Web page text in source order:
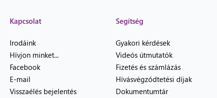
Kapcsolat
Irodáink
Hívjon minket...
Facebook
E-mail
Visszaélés bejelentés
Segítség
Gyakori kérdések
Videós útmutatók
Fizetés és számlázás
Hívásvégződtetési díjak
Dokumentumtár